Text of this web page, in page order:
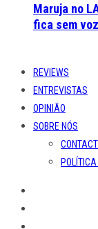
Maruja no
fica sem voz
REVIEWS
ENTREVISTAS
OPINIÃO
SOBRE NÓS